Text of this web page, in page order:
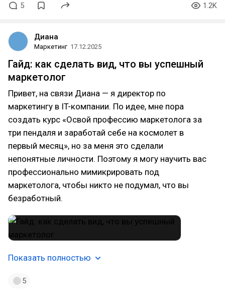
5 1.2K
Диана
Маркетинг 17.12.2025
Гайд: как сделать вид, что вы успешный
маркетолог
Привет, на связи Диана — я директор по
маркетингу в IT-компании. По идее, мне пора
создать курс «Освой профессию маркетолога за
три пендаля и заработай себе на космолет в
первый месяц», но за меня это сделали
непонятные личности. Поэтому я могу научить вас
профессионально мимикрировать под
маркетолога, чтобы никто не подумал, что вы
безработный.
Показать полностью
5